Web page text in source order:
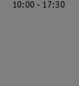
10:00 - 17:30